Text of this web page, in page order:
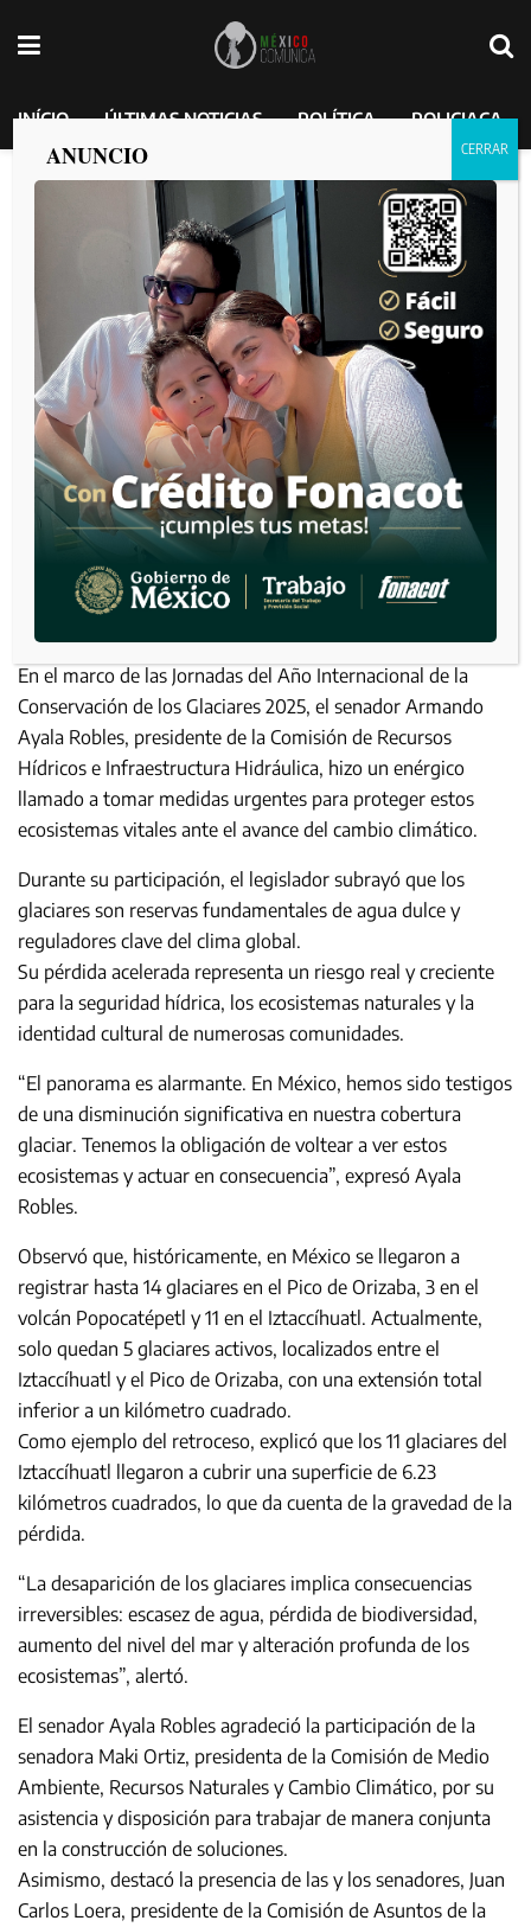
INÍCIO ÚLTIMAS NOTICIAS POLÍTICA POLICIACA
Llama Armando Ayala a la protección de
los glaciares ante la crisis climática
por MEXICO COMUNICA 2025-04-09
En el marco de las Jornadas del Año Internacional de la
Conservación de los Glaciares 2025, el senador Armando
Ayala Robles, presidente de la Comisión de Recursos
Hídricos e Infraestructura Hidráulica, hizo un enérgico
llamado a tomar medidas urgentes para proteger estos
ecosistemas vitales ante el avance del cambio climático.
Durante su participación, el legislador subrayó que los
glaciares son reservas fundamentales de agua dulce y
reguladores clave del clima global.
Su pérdida acelerada representa un riesgo real y creciente
para la seguridad hídrica, los ecosistemas naturales y la
identidad cultural de numerosas comunidades.
“El panorama es alarmante. En México, hemos sido testigos
de una disminución significativa en nuestra cobertura
glaciar. Tenemos la obligación de voltear a ver estos
ecosistemas y actuar en consecuencia”, expresó Ayala
Robles.
Observó que, históricamente, en México se llegaron a
registrar hasta 14 glaciares en el Pico de Orizaba, 3 en el
volcán Popocatépetl y 11 en el Iztaccíhuatl. Actualmente,
solo quedan 5 glaciares activos, localizados entre el
Iztaccíhuatl y el Pico de Orizaba, con una extensión total
inferior a un kilómetro cuadrado.
Como ejemplo del retroceso, explicó que los 11 glaciares del
Iztaccíhuatl llegaron a cubrir una superficie de 6.23
kilómetros cuadrados, lo que da cuenta de la gravedad de la
pérdida.
“La desaparición de los glaciares implica consecuencias
irreversibles: escasez de agua, pérdida de biodiversidad,
aumento del nivel del mar y alteración profunda de los
ecosistemas”, alertó.
El senador Ayala Robles agradeció la participación de la
senadora Maki Ortiz, presidenta de la Comisión de Medio
Ambiente, Recursos Naturales y Cambio Climático, por su
asistencia y disposición para trabajar de manera conjunta
en la construcción de soluciones.
Asimismo, destacó la presencia de las y los senadores, Juan
Carlos Loera, presidente de la Comisión de Asuntos de la
ANUNCIO